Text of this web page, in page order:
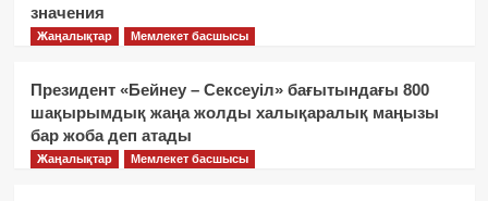
значения
Жаңалықтар Мемлекет басшысы
Президент «Бейнеу – Сексеуіл» бағытындағы 800
шақырымдық жаңа жолды халықаралық маңызы
бар жоба деп атады
Жаңалықтар Мемлекет басшысы